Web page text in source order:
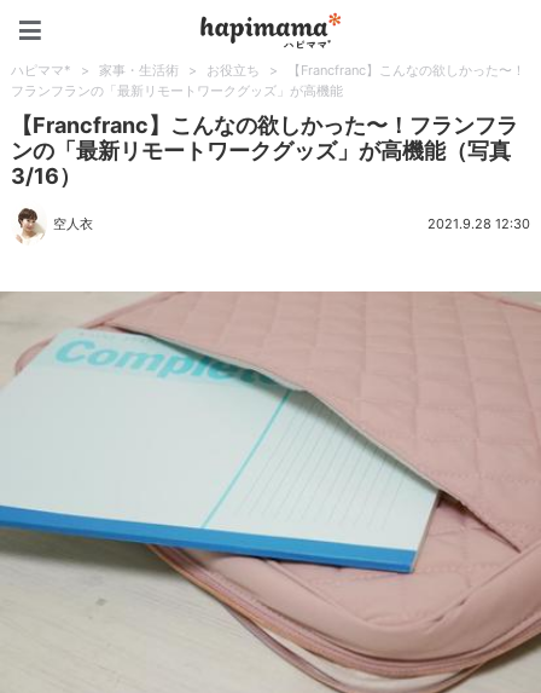
ハピママ* > 家事・生活術 > お役立ち >
【Francfranc】こんなの欲しかった〜！
フランフランの「最新リモートワークグッズ」が高機能
【Francfranc】こんなの欲しかった〜！フランフラ
ンの「最新リモートワークグッズ」が高機能（写真
3/16）
空人衣 2021.9.28 12:30